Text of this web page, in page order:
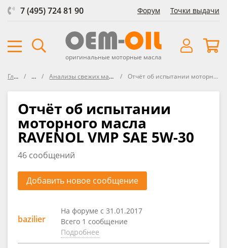
7 (495) 724 81 90 Форум Точки выдачи
оригинальные моторные масла
Главная ФорумАнализы свежих масел VOA (Virgin Oil Analysis) Отчёт об испытании моторного масла RAVENOL VMP SAE 5W-30
Отчёт об испытании
моторного масла
RAVENOL VMP SAE 5W-30
46 сообщений
Добавить новое сообщение
bazilier
На форуме с 31.01.2017
Всего 1 сообщение
Подробнее